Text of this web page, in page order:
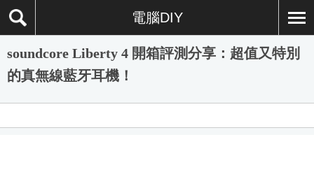
電腦DIY
soundcore Liberty 4 開箱評測分享：超值又特別
的真無線藍牙耳機！